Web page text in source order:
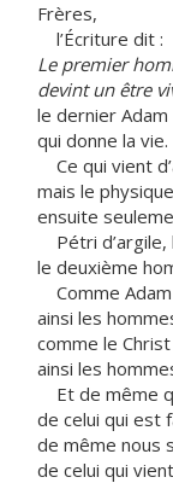
Frères,
l’Écriture dit :
Le premier
devint un être
le dernier
qui donne la vie.
Ce qui vient
mais le
ensuite
Pétri d’argile,
le deuxième
Comme
ainsi les
comme le
ainsi les
Et de même
de celui qui est
de même nous
de celui qui